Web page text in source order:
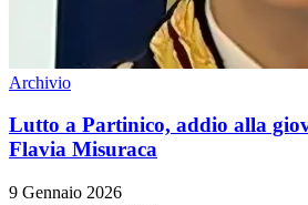
Archivio
Lutto a Partinico, addio alla
Flavia Misuraca
9 Gennaio 2026